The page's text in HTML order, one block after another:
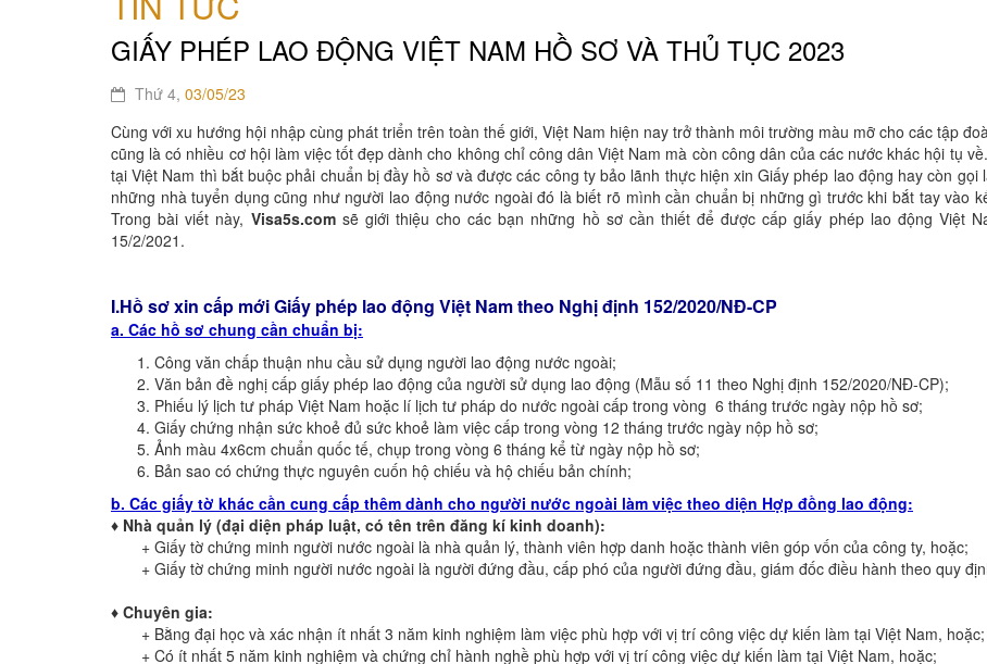
GIẤY PHÉP LAO ĐỘNG VIỆT NAM HỒ SƠ VÀ THỦ TỤC 2023
Thứ 4, 03/05/23
Cùng với xu hướng hội nhập cùng phát triển trên toàn thế giới, Việt Nam hiện nay trở thành môi trường màu mỡ cho các tập
cũng là có nhiều cơ hội làm việc tốt đẹp dành cho không chỉ công dân Việt Nam mà còn công dân của các nước khác hội tụ
tại Việt Nam thì bắt buộc phải chuẩn bị đầy hồ sơ và được các công ty bảo lãnh thực hiện xin Giấy phép lao động hay còn
những nhà tuyển dụng cũng như người lao động nước ngoài đó là biết rõ mình cần chuẩn bị những gì trước khi bắt tay vào
Trong bài viết này, Visa5s.comsẽ giới thiệu cho các bạn những hồ sơ cần thiết để được cấp giấy phép lao động Việt
15/2/2021.
I.Hồ sơ xin cấp mới Giấy phép lao động Việt Namtheo Nghịđịnh 152/2020/NĐ-CP
a. Các hồ sơ chung cần chuẩn bị:
Công văn chấp thuận nhu cầu sử dụng người lao động nước ngoài;
Văn bản đề nghị cấp giấy phép lao động của người sử dụng lao động (Mẫu số 11 theo Nghị định 152/2020/NĐ-CP);
Phiếu lý lịch tư pháp Việt Nam hoặc lí lịch tư pháp do nước ngoài cấp trong vòng 6 tháng trước ngày nộp hồ sơ;
Giấy chứng nhận sức khoẻ đủ sức khoẻ làm việc cấp trong vòng 12 tháng trước ngày nộp hồ sơ;
Ảnh màu 4x6cm chuẩn quốc tế, chụp trong vòng 6 tháng kể từ ngày nộp hồ sơ;
Bản sao có chứng thực nguyên cuốn hộ chiếu và hộ chiếu bản chính;
b. Các giấy tờ khác cần cung cấp thêm dành cho người nước ngoài làm việc theo diện Hợp đồng lao động:
♦ Nhà quản lý (đại diện pháp luật, có tên trên đăng kí kinh doanh):
+ Giấy tờ chứng minh người nước ngoài là nhà quản lý, thành viên hợp danh hoặc thành viên góp vốn của công ty, hoặc;
+ Giấy tờ chứng minh người nước ngoài là người đứng đầu, cấp phó của người đứng đầu, giám đốc điều hành theo quy
♦ Chuyên gia:
+ Bằng đại học và xác nhận ít nhất 3 năm kinh nghiệm làm việc phù hợp với vị trí công việc dự kiến làm tại Việt Nam, hoặc;
+ Có ít nhất 5 năm kinh nghiệm và chứng chỉ hành nghề phù hợp với vị trí công việc dự kiến làm tại Việt Nam, hoặc;